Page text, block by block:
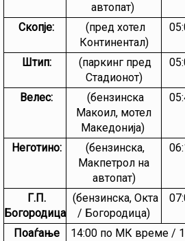
автопат)
Скопје:
(пред хотел
Континентал)
Штип:
(паркинг пред
Стадионот)
Велес:
(бензинска
Макоил, мотел
Македонија)
Неготино:
(бензинска,
Макпетрол на
автопат)
Г.П.
Богородица
(бензинска, Oкта
/ Богородица)
Поаѓање
14:00 по МК време /